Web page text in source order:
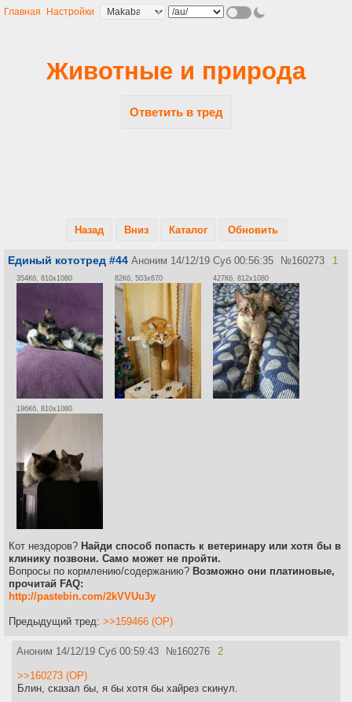
Главная Настройки
Животные и природа
Ответить в тред
Назад Вниз Каталог Обновить
Единый кототред #44 Аноним 14/12/19 Суб 00:56:35 №160273 1
354Кб, 810x1080 82Кб, 503x670 427Кб, 812x1080
196Кб, 810x1080
Кот нездоров? Найди способ попасть к ветеринару или хотя бы в
клинику позвони. Само может не пройти.
Вопросы по кормлению/содержанию? Возможно они платиновые,
прочитай FAQ:
http://pastebin.com/2kVVUu3y
Предыдущий тред: >>159466 (OP)
Аноним 14/12/19 Суб 00:59:43 №160276 2
>>160273 (OP)
Блин, сказал бы, я бы хотя бы хайрез скинул.